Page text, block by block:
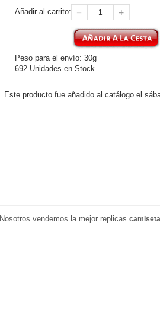
Añadir al carrito:
Peso para el envío: 30g
692 Unidades en Stock
Este producto fue añadido al catálogo el
vendemos la mejor replicas